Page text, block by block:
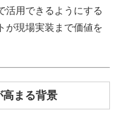
活用できるようにする
が現場実装まで価値を
まる背景